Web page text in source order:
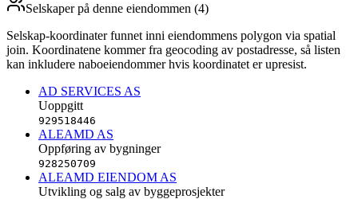
Selskaper på denne eiendommen (4)
Selskap-koordinater funnet inni eiendommens polygon via spatial
join. Koordinatene kommer fra geocoding av postadresse, så listen
kan inkludere naboeiendommer hvis koordinatet er upresist.
AD SERVICES AS
Uoppgitt
929518446
ALEAMD AS
Oppføring av bygninger
928250709
ALEAMD EIENDOM AS
Utvikling og salg av byggeprosjekter